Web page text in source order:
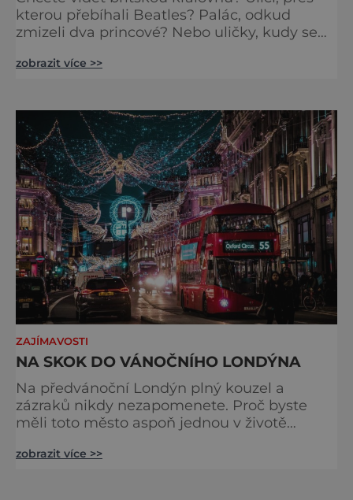
kterou přebíhali Beatles? Palác, odkud
zmizeli dva princové? Nebo uličky, kudy se
jak to všechno stihnout? Kouzelný Londýn
sebe. Pokud už nemáte štěstí, abyste do
Buckinghamského paláce viděli vjíždět či
odjíždět královnu Alž
zobrazit více >>
ZAJÍMAVOSTI
NA SKOK DO VÁNOČNÍHO LONDÝNA
Na předvánoční Londýn plný kouzel a
zázraků nikdy nezapomenete. Proč byste
měli toto město aspoň jednou v životě
nejkrásnější svátky v roce? Nákupy, bruslení,
zobrazit více >>